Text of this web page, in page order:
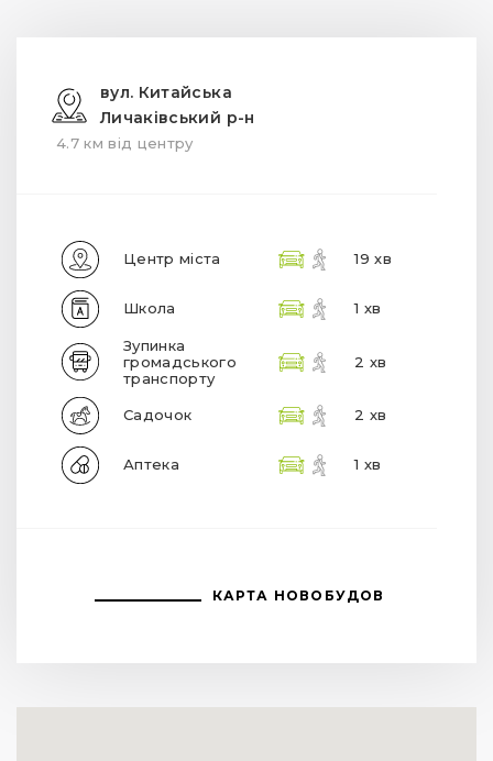
вул. Китайська
Личаківський р-н
4.7 км від центру
Центр міста 19 хв
Школа 1 хв
Зупинка
громадського
транспорту
2 хв
Садочок 2 хв
Аптека 1 хв
КАРТА НОВОБУДОВ